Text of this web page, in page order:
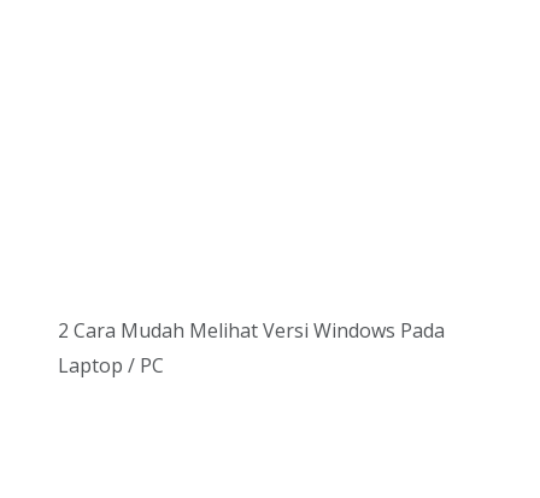
2 Cara Mudah Melihat Versi Windows Pada
Laptop / PC